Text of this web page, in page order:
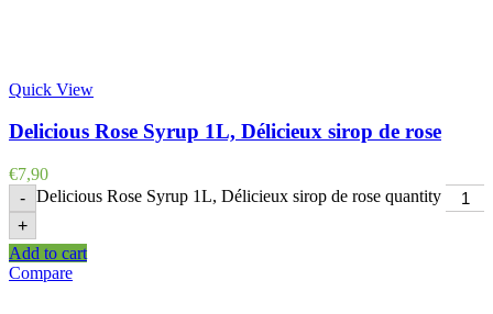
Quick View
Delicious Rose Syrup 1L, Délicieux sirop de rose
€7,90
- Delicious Rose Syrup 1L, Délicieux sirop de rose quantity
+
Add to cart
Compare